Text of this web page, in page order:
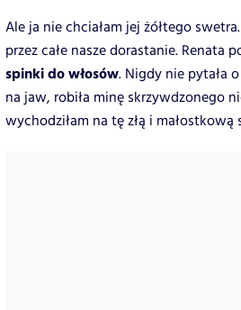
Ale ja nie chciałam jej żółtego
przez całe nasze dorastanie. Renata
spinki do włosów. Nigdy nie pytała
na jaw, robiła minę skrzywdzonego
wychodziłam na tę złą i małostkową